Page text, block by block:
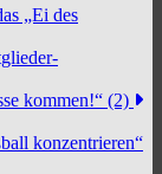
„Ei des
kommen!“ (2)
konzentrieren“